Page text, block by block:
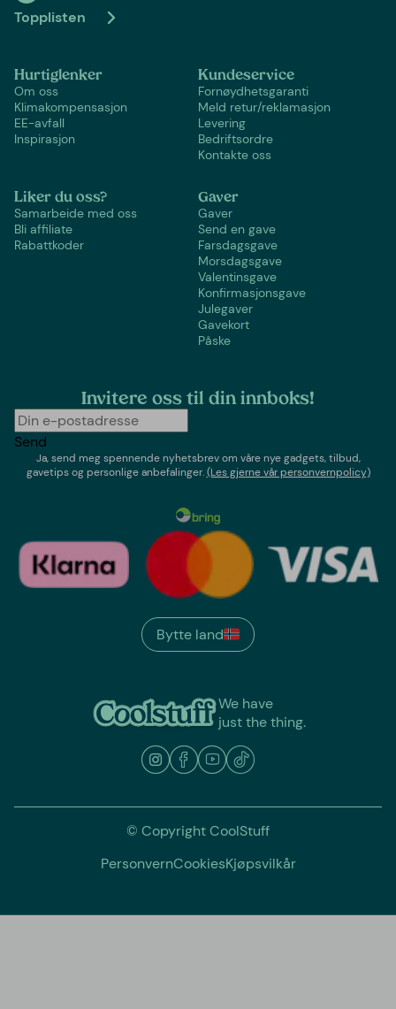
Topplisten
Hurtiglenker
Om oss
Klimakompensasjon
EE-avfall
Inspirasjon
Kundeservice
Fornøydhetsgaranti
Meld retur/reklamasjon
Levering
Bedriftsordre
Kontakte oss
Liker du oss?
Samarbeide med oss
Bli affiliate
Rabattkoder
Gaver
Gaver
Send en gave
Farsdagsgave
Morsdagsgave
Valentinsgave
Konfirmasjonsgave
Julegaver
Gavekort
Påske
Invitere oss til din innboks!
Send
Ja, send meg spennende nyhetsbrev om våre nye gadgets, tilbud,
gavetips og personlige anbefalinger.(Les gjerne vår personvernpolicy)
We have
just the thing.
Bytte land
© Copyright CoolStuff
PersonvernCookiesKjøpsvilkår